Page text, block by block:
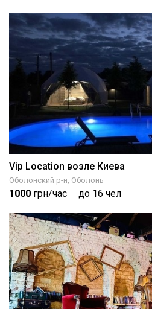
Vip Location возле Киева
Оболонский р-н, Оболонь
1000 грн/час до 16 чел